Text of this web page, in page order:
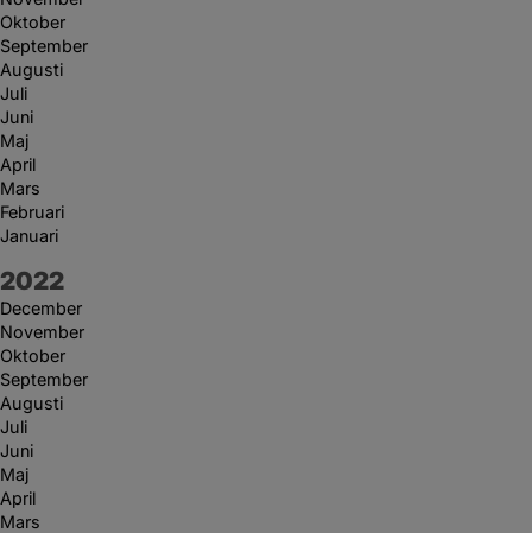
Oktober
September
Augusti
Juli
Juni
Maj
April
Mars
Februari
Januari
År:
2022
December
November
Oktober
September
Augusti
Juli
Juni
Maj
April
Mars